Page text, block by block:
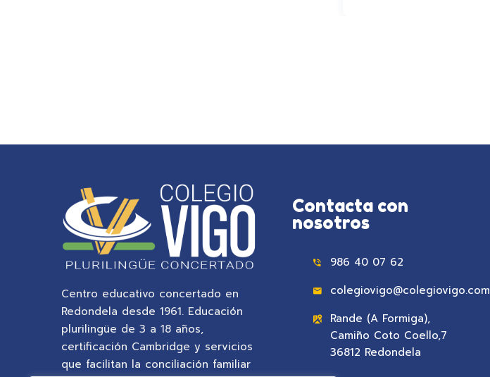
Centro educativo concertado en
Redondela desde 1961. Educación
plurilingüe de 3 a 18 años,
certificación Cambridge y servicios
que facilitan la conciliación familiar
Contacta con
nosotros
986 40 07 62
colegiovigo@colegiovigo.com
Rande (A Formiga),
Camiño Coto Coello,7
36812 Redondela